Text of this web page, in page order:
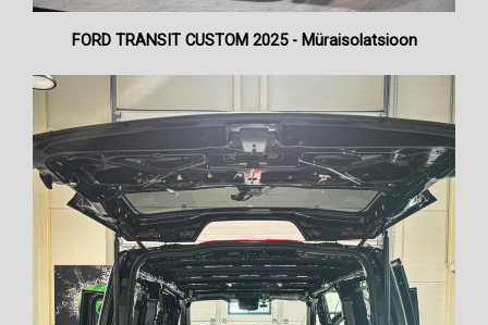
FORD TRANSIT CUSTOM 2025 - Müraisolatsioon